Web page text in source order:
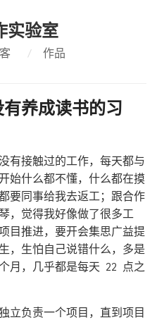
实验室
/ 作品
养成读书的习
有接触过的工作，每天都与
始什么都不懂，什么都在摸
要同事给我去返工；跟合作
，觉得我好像做了很多工
目推进，要开会集思广益提
，生怕自己说错什么，多是
月，几乎都是每天 22 点之
立负责一个项目，直到项目